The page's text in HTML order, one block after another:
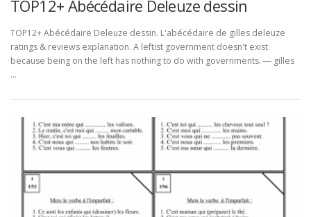
TOP12+ Abécédaire Deleuze dessin
TOP12+ Abécédaire Deleuze dessin. L'abécédaire de gilles deleuze
ratings & reviews explanation. A leftist government doesn't exist
because being on the left has nothing to do with governments. ― gilles
…